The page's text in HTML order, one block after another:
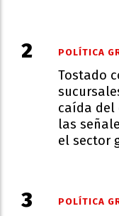
Tostado
caída del
las
el sector
POLÍTICA
POLÍTICA